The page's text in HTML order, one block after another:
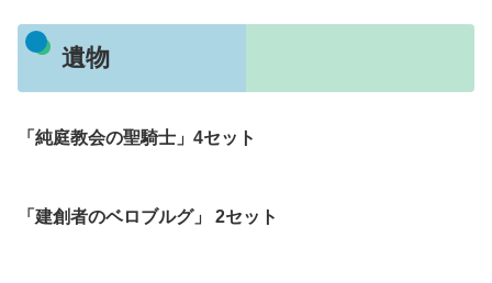
遺物
「純庭教会の聖騎士」4セット
「建創者のベロブルグ」 2セット